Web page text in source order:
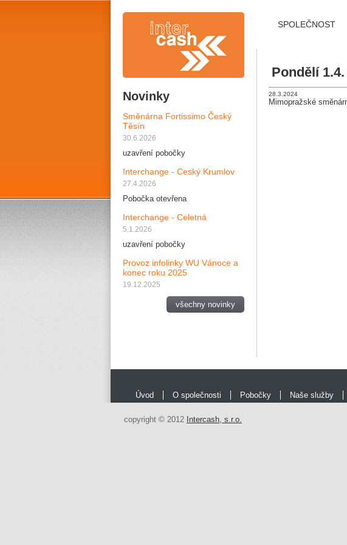
SPOLEČNOST
Novinky
Směnárna Fortissimo Český
Těsín
30.6.2026
uzavření pobočky
Interchange - Ceský Krumlov
27.4.2026
Pobočka otevřena
Interchange - Celetná
5.1.2026
uzavření pobočky
Provoz infolinky WU Vánoce a
konec roku 2025
19.12.2025
všechny novinky
Pondělí
28.3.2024
Mimopražské
Úvod O společnosti Pobočky Naše služby
copyright © 2012 Intercash, s.r.o.